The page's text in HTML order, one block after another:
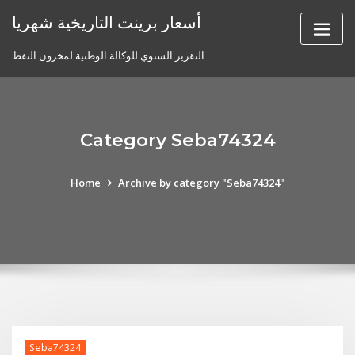
أسعار برينت التاريخية شهريا
التقرير السنوي للوكالة الوطنية لمخزون النفط
Category Seba74324
Home Archive by category "Seba74324"
Seba74324